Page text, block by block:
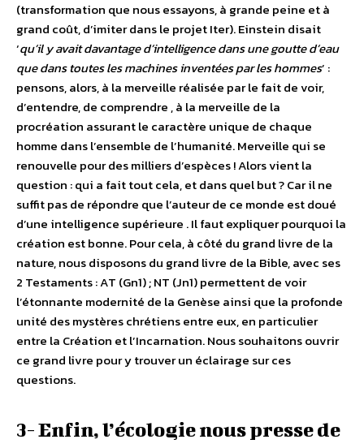
(transformation que nous essayons, à grande peine et à
grand coût, d’imiter dans le projet Iter). Einstein disait
‘qu’il y avait davantage d’intelligence dans une goutte d’eau
que dans toutes les machines inventées par les hommes’ :
pensons, alors, à la merveille réalisée par le fait de voir,
d’entendre, de comprendre , à la merveille de la
procréation assurant le caractère unique de chaque
homme dans l’ensemble de l’humanité. Merveille qui se
renouvelle pour des milliers d’espèces ! Alors vient la
question : qui a fait tout cela, et dans quel but ? Car il ne
suffit pas de répondre que l’auteur de ce monde est doué
d’une intelligence supérieure . Il faut expliquer pourquoi la
création est bonne. Pour cela, à côté du grand livre de la
nature, nous disposons du grand livre de la Bible, avec ses
2 Testaments : AT (Gn1) ; NT (Jn1) permettent de voir
l’étonnante modernité de la Genèse ainsi que la profonde
unité des mystères chrétiens entre eux, en particulier
entre la Création et l’Incarnation. Nous souhaitons ouvrir
ce grand livre pour y trouver un éclairage sur ces
questions.
3- Enfin, l’écologie nous presse de